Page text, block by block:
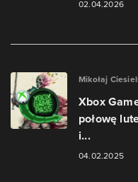
02.04.2026
Mikołaj
Xbox
połowę
i...
04.02.2025